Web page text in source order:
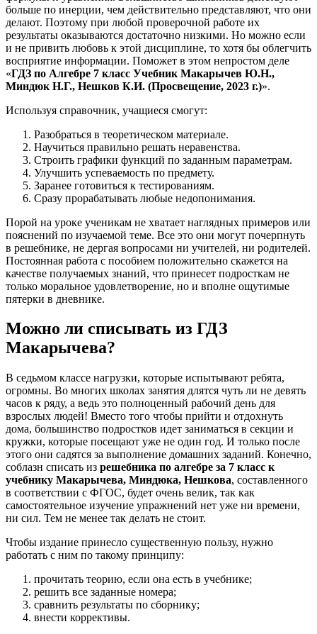
больше по инерции, чем действительно представляют, что они
делают. Поэтому при любой проверочной работе их
результаты оказываются достаточно низкими. Но можно если
и не привить любовь к этой дисциплине, то хотя бы облегчить
восприятие информации. Поможет в этом непростом деле
«ГДЗ по Алгебре 7 класс Учебник Макарычев Ю.Н.,
Миндюк Н.Г., Нешков К.И. (Просвещение, 2023 г.)».
Используя справочник, учащиеся смогут:
Разобраться в теоретическом материале.
Научиться правильно решать неравенства.
Строить графики функций по заданным параметрам.
Улучшить успеваемость по предмету.
Заранее готовиться к тестированиям.
Сразу прорабатывать любые недопонимания.
Порой на уроке ученикам не хватает наглядных примеров или
пояснений по изучаемой теме. Все это они могут почерпнуть
в решебнике, не дергая вопросами ни учителей, ни родителей.
Постоянная работа с пособием положительно скажется на
качестве получаемых знаний, что принесет подросткам не
только моральное удовлетворение, но и вполне ощутимые
пятерки в дневнике.
Можно ли списывать из ГДЗ
Макарычева?
В седьмом классе нагрузки, которые испытывают ребята,
огромны. Во многих школах занятия длятся чуть ли не девять
часов к ряду, а ведь это полноценный рабочий день для
взрослых людей! Вместо того чтобы прийти и отдохнуть
дома, большинство подростков идет заниматься в секции и
кружки, которые посещают уже не один год. И только после
этого они садятся за выполнение домашних заданий. Конечно,
соблазн списать из решебника по алгебре за 7 класс к
учебнику Макарычева, Миндюка, Нешкова, составленного
в соответствии с ФГОС, будет очень велик, так как
самостоятельное изучение упражнений нет уже ни времени,
ни сил. Тем не менее так делать не стоит.
Чтобы издание принесло существенную пользу, нужно
работать с ним по такому принципу:
прочитать теорию, если она есть в учебнике;
решить все заданные номера;
сравнить результаты по сборнику;
внести коррективы.